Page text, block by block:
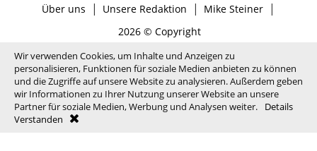
Über uns | Unsere Redaktion | Mike Steiner|
2026 © Copyright
Wir verwenden Cookies, um Inhalte und Anzeigen zu
personalisieren, Funktionen für soziale Medien anbieten zu können
und die Zugriffe auf unsere Website zu analysieren. Außerdem geben
wir Informationen zu Ihrer Nutzung unserer Website an unsere
Partner für soziale Medien, Werbung und Analysen weiter.
Details
Verstanden